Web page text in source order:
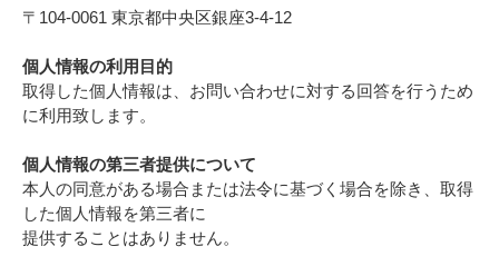
〒104-0061 東京都中央区銀座3-4-12
個人情報の利用目的
取得した個人情報は、お問い合わせに対する回答を行うため
に利用致します。
個人情報の第三者提供について
本人の同意がある場合または法令に基づく場合を除き、取得
した個人情報を第三者に
提供することはありません。